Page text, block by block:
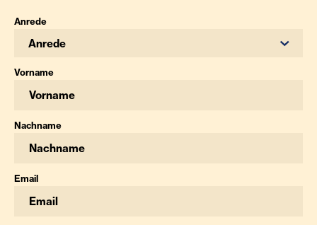
Anrede
Anrede
Vorname
Nachname
Email